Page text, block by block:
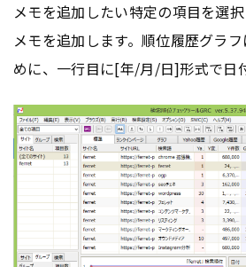
メモを追加したい特定の項目を選
メモを追加します。順位履歴グラ
めに、一行目に[年/月/日]形式で日